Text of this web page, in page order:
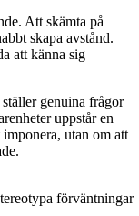
Att skämta på
skapa avstånd.
att känna sig
genuina frågor
uppstår en
utan om att
förväntningar